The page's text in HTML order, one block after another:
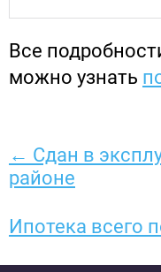
Все
можно узнать
← Сдан в
районе
Ипотека всего